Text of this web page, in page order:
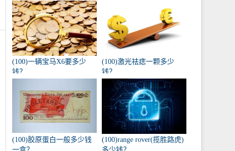
(100)一辆宝马X6要多少
钱？
(100)激光祛痣一颗多少
钱？
(100)胶原蛋白一般多少钱
(100)range rover(揽胜路虎)